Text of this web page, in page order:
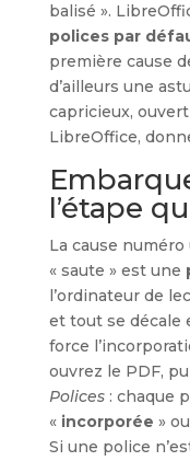
balisé ».
polices par
première cause
d’ailleurs une
capricieux,
LibreOffice,
l’étape
La cause numéro
« saute » est une
l’ordinateur de
et tout se décale
force
ouvrez le PDF,
Polices: chaque
« incorporée »
Si une police